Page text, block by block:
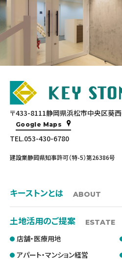
〒433-8111静岡県浜松市中央区葵
Google Maps
TEL.053-430-6780
建設業静岡県知事許可（特-5）第26386号
キーストンとは ABOUT
土地活用のご提案 ESTATE
店舗・医療用地
アパート・マンション経営